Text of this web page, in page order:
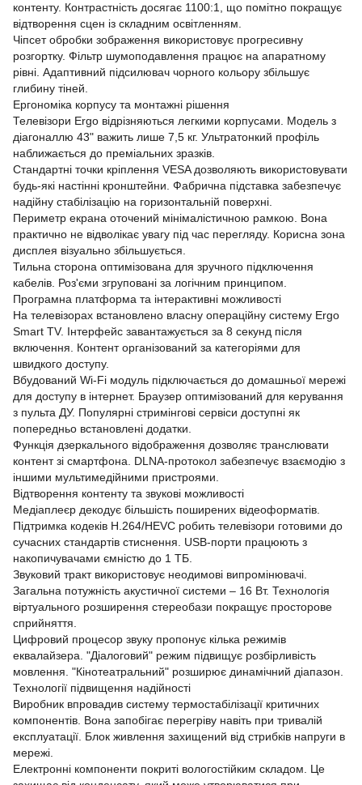
контенту. Контрастність досягає 1100:1, що помітно покращує
відтворення сцен із складним освітленням.
Чіпсет обробки зображення використовує прогресивну
розгортку. Фільтр шумоподавлення працює на апаратному
рівні. Адаптивний підсилювач чорного кольору збільшує
глибину тіней.
Ергономіка корпусу та монтажні рішення
Телевізори Ergo відрізняються легкими корпусами. Модель з
діагоналлю 43" важить лише 7,5 кг. Ультратонкий профіль
наближається до преміальних зразків.
Стандартні точки кріплення VESA дозволяють використовувати
будь-які настінні кронштейни. Фабрична підставка забезпечує
надійну стабілізацію на горизонтальній поверхні.
Периметр екрана оточений мінімалістичною рамкою. Вона
практично не відволікає увагу під час перегляду. Корисна зона
дисплея візуально збільшується.
Тильна сторона оптимізована для зручного підключення
кабелів. Роз'єми згруповані за логічним принципом.
Програмна платформа та інтерактивні можливості
На телевізорах встановлено власну операційну систему Ergo
Smart TV. Інтерфейс завантажується за 8 секунд після
включення. Контент організований за категоріями для
швидкого доступу.
Вбудований Wi-Fi модуль підключається до домашньої мережі
для доступу в інтернет. Браузер оптимізований для керування
з пульта ДУ. Популярні стримінгові сервіси доступні як
попередньо встановлені додатки.
Функція дзеркального відображення дозволяє транслювати
контент зі смартфона. DLNA-протокол забезпечує взаємодію з
іншими мультимедійними пристроями.
Відтворення контенту та звукові можливості
Медіаплеєр декодує більшість поширених відеоформатів.
Підтримка кодеків H.264/HEVC робить телевізори готовими до
сучасних стандартів стиснення. USB-порти працюють з
накопичувачами ємністю до 1 ТБ.
Звуковий тракт використовує неодимові випромінювачі.
Загальна потужність акустичної системи – 16 Вт. Технологія
віртуального розширення стереобази покращує просторове
сприйняття.
Цифровий процесор звуку пропонує кілька режимів
еквалайзера. "Діалоговий" режим підвищує розбірливість
мовлення. "Кінотеатральний" розширює динамічний діапазон.
Технології підвищення надійності
Виробник впровадив систему термостабілізації критичних
компонентів. Вона запобігає перегріву навіть при тривалій
експлуатації. Блок живлення захищений від стрибків напруги в
мережі.
Електронні компоненти покриті вологостійким складом. Це